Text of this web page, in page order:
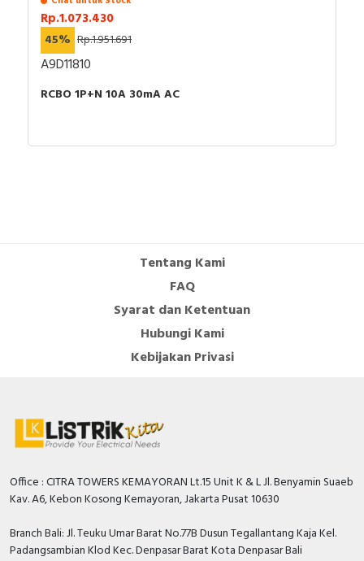
Rp.1.073.430
45% Rp.1.951.691
A9D11810
RCBO 1P+N 10A 30mA AC
Tentang Kami
FAQ
Syarat dan Ketentuan
Hubungi Kami
Kebijakan Privasi
Office : CITRA TOWERS KEMAYORAN Lt.15 Unit K & L Jl. Benyamin Suaeb
Kav. A6, Kebon Kosong Kemayoran, Jakarta Pusat 10630
Branch Bali: Jl. Teuku Umar Barat No.77B Dusun Tegallantang Kaja Kel.
Padangsambian Klod Kec. Denpasar Barat Kota Denpasar Bali